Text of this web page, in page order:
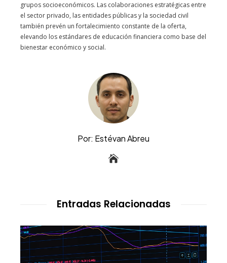
grupos socioeconómicos. Las colaboraciones estratégicas entre
el sector privado, las entidades públicas y la sociedad civil
también prevén un fortalecimiento constante de la oferta,
elevando los estándares de educación financiera como base del
bienestar económico y social.
Por: Estévan Abreu
Entradas Relacionadas